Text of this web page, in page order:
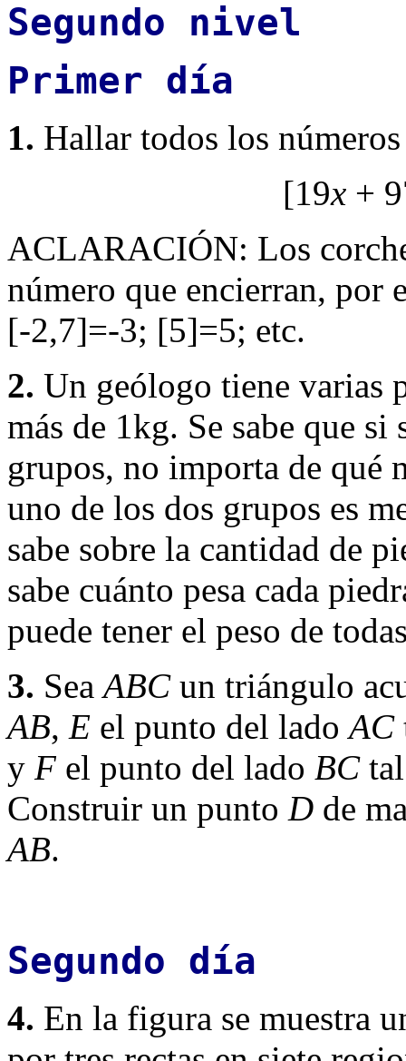
Segundo nivel
Primer día
1. Hallar todos los
[19x +
ACLARACIÓN: Los
número que encierran,
[-2,7]=-3; [5]=5; etc.
2. Un geólogo tiene varias
más de 1kg. Se sabe que si
grupos, no importa de qué
uno de los dos grupos es
sabe sobre la cantidad de
sabe cuánto pesa cada
puede tener el peso de
3. SeaABCun triángulo
AB, E el punto del ladoAC
y F el punto del lado BC
Construir un punto D de
AB.
Segundo día
4. En la figura se muestra